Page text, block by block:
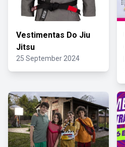
Vestimentas Do Jiu
Jitsu
25 September 2024